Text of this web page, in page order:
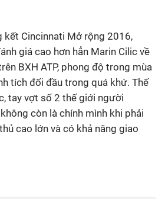
kết Cincinnati Mở rộng 2016,
giá cao hơn hẳn Marin Cilic về
BXH ATP, phong độ trong mùa
tích đối đầu trong quá khứ. Thế
tay vợt số 2 thế giới người
còn là chính mình khi phải
cao lớn và có khả năng giao